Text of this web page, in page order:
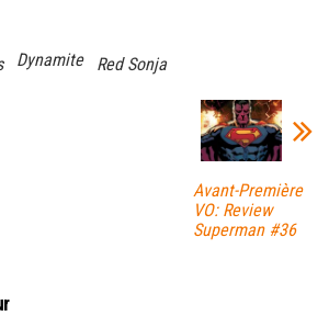
Dynamite Red Sonja
Avant-Première
VO: Review
Superman #36